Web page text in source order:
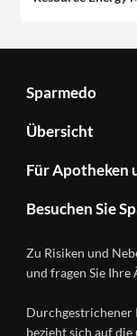
Sparmedo
Über
Sparmedo
FAQ
Kontakt
Datenschutz
Übersicht
Produkte
A-
Ratgeber
Wirkstoffe
Gesundheitsmagazin
Für Apotheken
&
Händlerlogin
Besuchen Sie
Instagram
Zu Risiken und
und fragen Sie
Durchgestrichener
bezieht sich auf